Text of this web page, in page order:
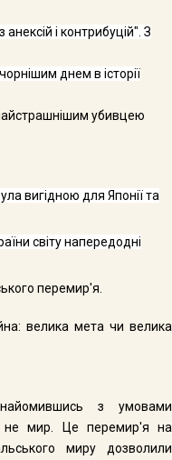
і контрибуцій". З
днем в історії
убивцею
вигідною для Японії та
світу напередодні
перемир'я.
велика мета чи велика
з умовами
не мир. Це перемир'я на
миру дозволили